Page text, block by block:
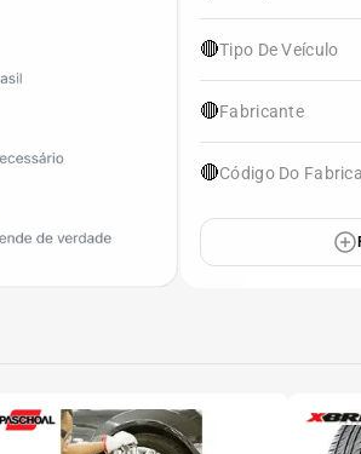
🔴Tipo De Veículo
🔴Fabricante
🔴Código Do